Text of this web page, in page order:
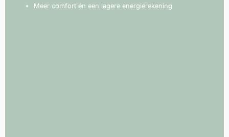
Meer comfort én een lagere energierekening